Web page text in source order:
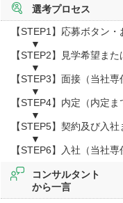
選考プロセス
【STEP1】応募ボタン
▼
【STEP2】見学希望ま
▼
【STEP3】面接（当社専
▼
【STEP4】内定（内定ま
▼
【STEP5】契約及び入
▼
【STEP6】入社（当社専
コンサルタント
から一言